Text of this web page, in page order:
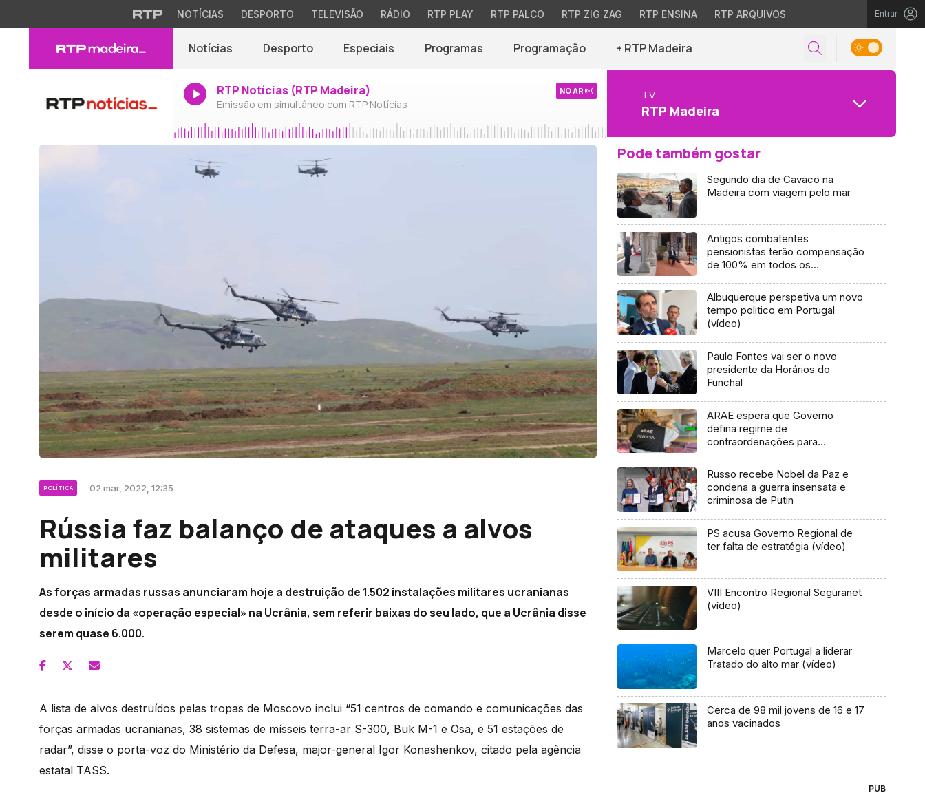
NOTÍCIAS DESPORTO TELEVISÃO RÁDIO RTP PLAY RTP PALCO RTP ZIG ZAG RTP ENSINA RTP ARQUIVOS Entrar
Notícias Desporto Especiais Programas Programação + RTP Madeira
RTP Notícias (RTP Madeira)
Emissão em simultâneo com RTP Notícias
NO AR TV
RTP Madeira
POLÍTICA 02 mar, 2022, 12:35
Rússia faz balanço de ataques a alvos
militares
As forças armadas russas anunciaram hoje a destruição de 1.502 instalações militares ucranianas
desde o início da «operação especial» na Ucrânia, sem referir baixas do seu lado, que a Ucrânia disse
serem quase 6.000.
A lista de alvos destruídos pelas tropas de Moscovo inclui “51 centros de comando e comunicações das
forças armadas ucranianas, 38 sistemas de mísseis terra-ar S-300, Buk M-1 e Osa, e 51 estações de
radar”, disse o porta-voz do Ministério da Defesa, major-general Igor Konashenkov, citado pela agência
estatal TASS.
Pode também gostar
Segundo dia de Cavaco na
Madeira com viagem pelo mar
Antigos combatentes
pensionistas terão compensação
de 100% em todos os
Albuquerque perspetiva um novo
tempo politico em Portugal
(vídeo)
Paulo Fontes vai ser o novo
presidente da Horários do
Funchal
ARAE espera que Governo
defina regime de
contraordenações para
IVA (áudio)
Russo recebe Nobel da Paz e
condena a guerra insensata e
criminosa de Putin
PS acusa Governo Regional de
ter falta de estratégia (vídeo)
VIII Encontro Regional Seguranet
(vídeo)
Marcelo quer Portugal a liderar
Tratado do alto mar (vídeo)
Cerca de 98 mil jovens de 16 e 17
anos vacinados
PUB